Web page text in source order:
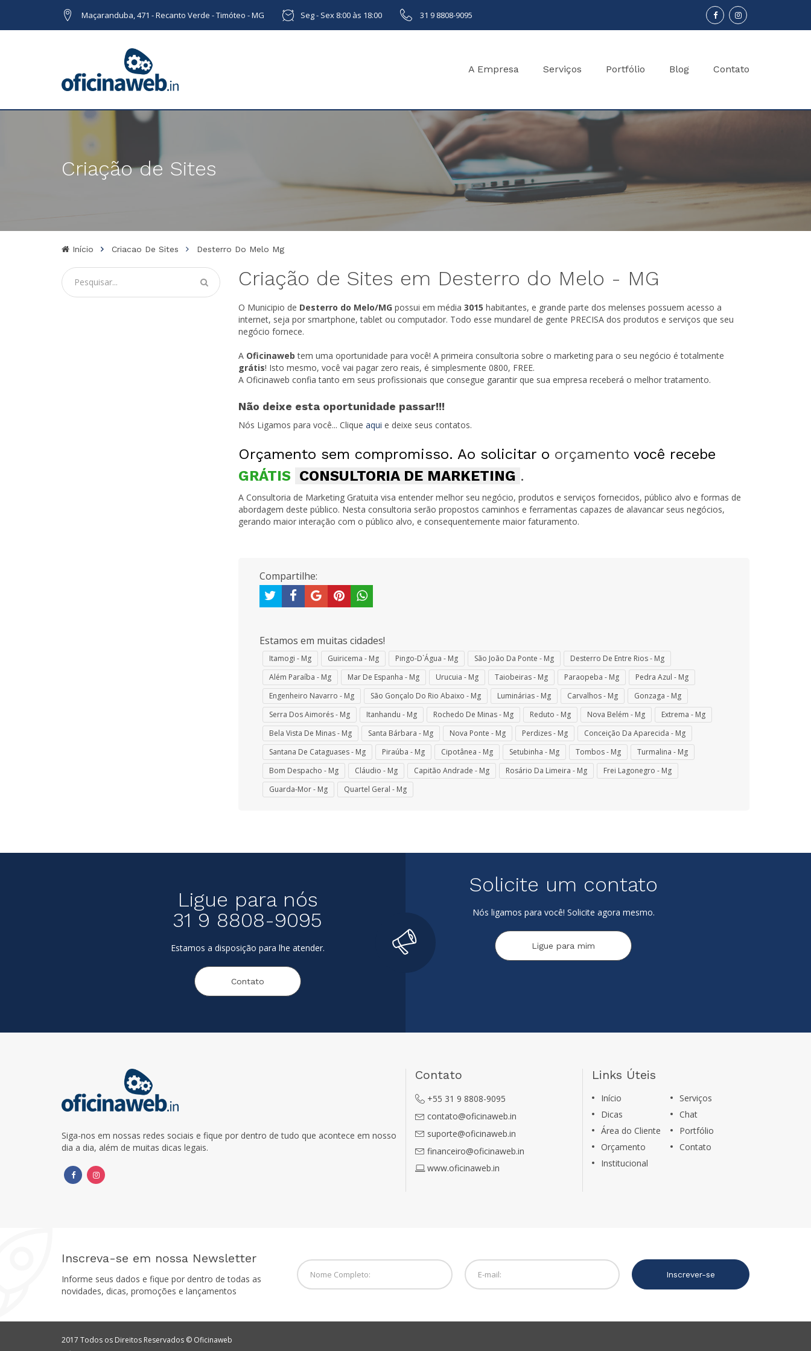
Maçaranduba, 471 - Recanto Verde - Timóteo - MG Seg - Sex 8:00 às 18:00 31 9 8808-9095
A Empresa Serviços Portfólio Blog Contato
Criação de Sites
Início Criacao De Sites Desterro Do Melo Mg
Criação de Sites em Desterro do Melo - MG
O Municipio de Desterro do Melo/MG possui em média 3015 habitantes, e grande parte dos melenses possuem acesso a
internet, seja por smartphone, tablet ou computador. Todo esse mundarel de gente PRECISA dos produtos e serviços que seu
negócio fornece.
A Oficinaweb tem uma oportunidade para você! A primeira consultoria sobre o marketing para o seu negócio é totalmente
grátis! Isto mesmo, você vai pagar zero reais, é simplesmente 0800, FREE.
A Oficinaweb confia tanto em seus profissionais que consegue garantir que sua empresa receberá o melhor tratamento.
Não deixe esta oportunidade passar!!!
Nós Ligamos para você... Clique aqui e deixe seus contatos.
Orçamento sem compromisso. Ao solicitar o orçamento você recebe
GRÁTIS CONSULTORIA DE MARKETING .
A Consultoria de Marketing Gratuita visa entender melhor seu negócio, produtos e serviços fornecidos, público alvo e formas de
abordagem deste público. Nesta consultoria serão propostos caminhos e ferramentas capazes de alavancar seus negócios,
gerando maior interação com o público alvo, e consequentemente maior faturamento.
Compartilhe:
Estamos em muitas cidades!
Itamogi - Mg Guiricema - Mg Pingo-D`Água - Mg São João Da Ponte - Mg
Desterro De Entre Rios - Mg
Além Paraíba - Mg
Mar De Espanha - Mg Urucuia - Mg Taiobeiras - Mg Paraopeba - Mg
Pedra Azul - Mg
Engenheiro Navarro - Mg
São Gonçalo Do Rio Abaixo - Mg Luminárias - Mg Carvalhos - Mg
Gonzaga - Mg
Serra Dos Aimorés - Mg
Itanhandu - Mg Rochedo De Minas - Mg Reduto - Mg Nova Belém - Mg
Extrema - Mg
Bela Vista De Minas - Mg
Santa Bárbara - Mg Nova Ponte - Mg Perdizes - Mg
Conceição Da Aparecida - Mg
Santana De Cataguases - Mg
Piraúba - Mg Cipotânea - Mg Setubinha - Mg Tombos - Mg
Turmalina - Mg
Bom Despacho - Mg
Cláudio - Mg Capitão Andrade - Mg Rosário Da Limeira - Mg
Frei Lagonegro - Mg
Guarda-Mor - Mg
Quartel Geral - Mg
Ligue para nós
31 9 8808-9095
Estamos a disposição para lhe atender.
Contato
Solicite um contato
Nós ligamos para você! Solicite agora mesmo.
Ligue para mim
Siga-nos em nossas redes sociais e fique por dentro de tudo que acontece em nosso
dia a dia, além de muitas dicas legais.
Contato
+55 31 9 8808-9095
contato@oficinaweb.in
suporte@oficinaweb.in
financeiro@oficinaweb.in
www.oficinaweb.in
Links Úteis
Início
Serviços
Dicas
Chat
Área do Cliente
Portfólio
Orçamento
Contato
Institucional
Inscreva-se em nossa Newsletter
Informe seus dados e fique por dentro de todas as
novidades, dicas, promoções e lançamentos
Inscrever-se
2017 Todos os Direitos Reservados © Oficinaweb